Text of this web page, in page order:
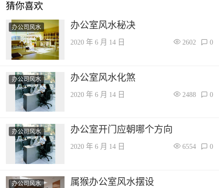
猜你喜欢
办公司风水 办公室风水秘决
2020 年 6 月 14 日 2602 0
办公司风水 办公室风水化煞
2020 年 6 月 14 日 2488 0
办公司风水 办公室开门应朝哪个方向
2020 年 6 月 14 日 6554 0
办公司风水 属猴办公室风水摆设